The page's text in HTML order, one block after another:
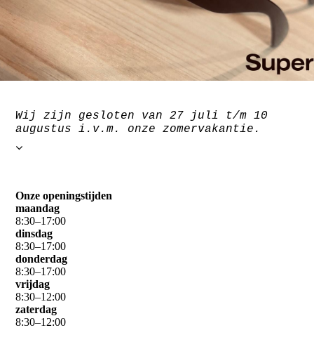
Wij zijn gesloten van 27 juli t/m 10
augustus i.v.m. onze zomervakantie.
Onze openingstijden
maandag
8:30–17:00
dinsdag
8:30–17:00
donderdag
8:30–17:00
vrijdag
8:30–12:00
zaterdag
8:30–12:00